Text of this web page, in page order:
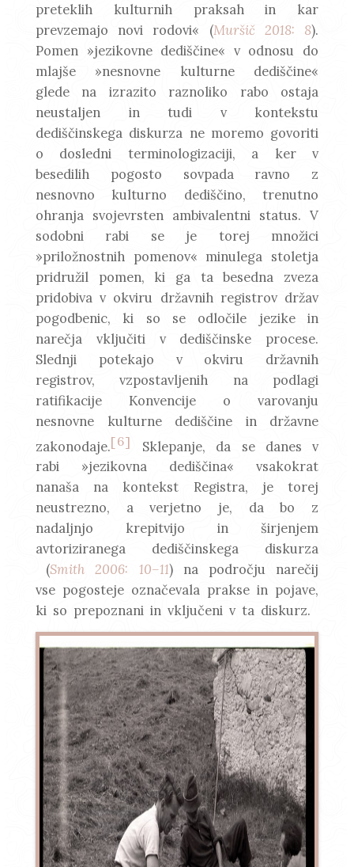
preteklih kulturnih praksah in kar
prevzemajo novi rodovi« (Muršič 2018: 8).
Pomen »jezikovne dediščine« v odnosu do
mlajše »nesnovne kulturne dediščine«
glede na izrazito raznoliko rabo ostaja
neustaljen in tudi v kontekstu
dediščinskega diskurza ne moremo govoriti
o dosledni terminologizaciji, a ker v
besedilih pogosto sovpada ravno z
nesnovno kulturno dediščino, trenutno
ohranja svojevrsten ambivalentni status. V
sodobni rabi se je torej množici
»priložnostnih pomenov« minulega stoletja
pridružil pomen, ki ga ta besedna zveza
pridobiva v okviru državnih registrov držav
pogodbenic, ki so se odločile jezike in
narečja vključiti v dediščinske procese.
Slednji potekajo v okviru državnih
registrov, vzpostavljenih na podlagi
ratifikacije Konvencije o varovanju
nesnovne kulturne dediščine in državne
zakonodaje.[6]
Sklepanje, da se danes v
rabi »jezikovna dediščina« vsakokrat
nanaša na kontekst Registra, je torej
neustrezno, a verjetno je, da bo z
nadaljnjo krepitvijo in širjenjem
avtoriziranega dediščinskega diskurza
(Smith 2006: 10–11) na področju narečij
vse pogosteje označevala prakse in pojave,
ki so prepoznani in vključeni v ta diskurz.